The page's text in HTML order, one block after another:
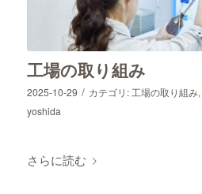
工場の取り組み
2025-10-29 / カテゴリ: 工場の取り組み,
yoshida
さらに読む